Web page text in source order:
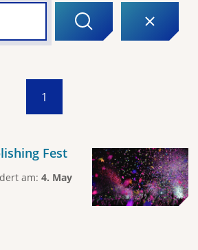
1
Fest
am: 4. May